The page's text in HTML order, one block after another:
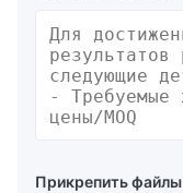
Прикрепить файлы